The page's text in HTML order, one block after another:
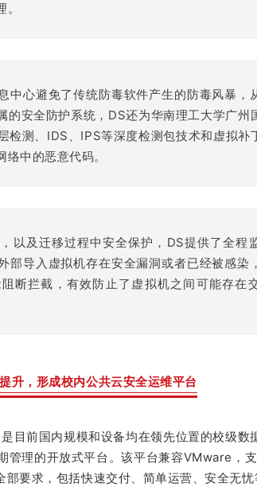
中心避免了传统防毒软件产生的防毒风暴，
的安全防护系统，DS还为华南理工大学广州
检测、IDS、IPS等深度检测包技术和虚拟补
中的恶意代码。
以及迁移过程中安全保护，DS提供了全程
部导入虚拟机存在安全漏洞或者已经被感染
断拦截，有效防止了虚拟机之间可能存在
升，形成校内公共云安全运维平台
前国内规模和设备均在领先位置的校级
理的开放式平台。该平台兼容VMware，
要求，包括快速交付、简单运营、安全无忧